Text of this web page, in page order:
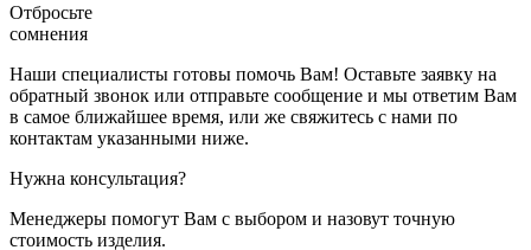
Отбросьте
сомнения
Наши специалисты готовы помочь Вам! Оставьте заявку на
обратный звонок или отправьте сообщение и мы ответим Вам
в самое ближайшее время, или же свяжитесь с нами по
контактам указанными ниже.
Нужна консультация?
Менеджеры помогут Вам с выбором и назовут точную
стоимость изделия.